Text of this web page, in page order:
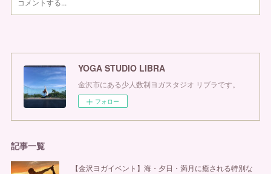
YOGA STUDIO LIBRA
金沢市にある少人数制ヨガスタジオ リブラです。
フォロー
記事一覧
【金沢ヨガイベント】海・夕日・満月に癒される特別な